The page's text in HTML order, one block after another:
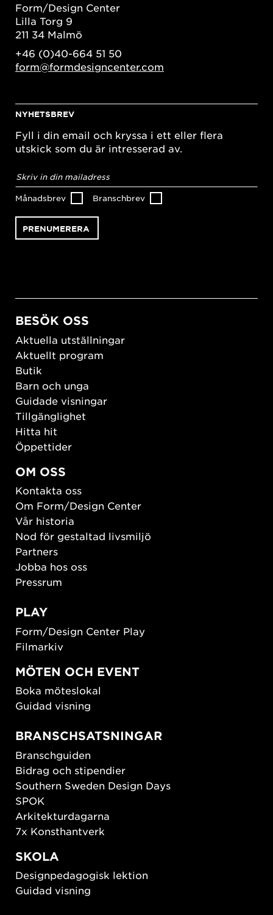
Form/Design Center
Lilla Torg 9
211 34 Malmö
+46 (0)40-664 51 50
form@formdesigncenter.com
NYHETSBREV
Fyll i din email och kryssa i ett eller flera
utskick som du är intresserad av.
postadress*
Månadsbrev Branschbrev
BESÖK OSS
Aktuella utställningar
Aktuellt program
Butik
Barn och unga
Guidade visningar
Tillgänglighet
Hitta hit
Öppettider
OM OSS
Kontakta oss
Om Form/Design Center
Vår historia
Nod för gestaltad livsmiljö
Partners
Jobba hos oss
Pressrum
PLAY
Form/Design Center Play
Filmarkiv
MÖTEN OCH EVENT
Boka möteslokal
Guidad visning
BRANSCHSATSNINGAR
Branschguiden
Bidrag och stipendier
Southern Sweden Design Days
SPOK
Arkitekturdagarna
7x Konsthantverk
SKOLA
Designpedagogisk lektion
Guidad visning